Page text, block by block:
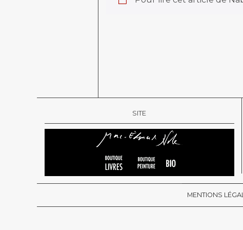
SITE
MENTIONS